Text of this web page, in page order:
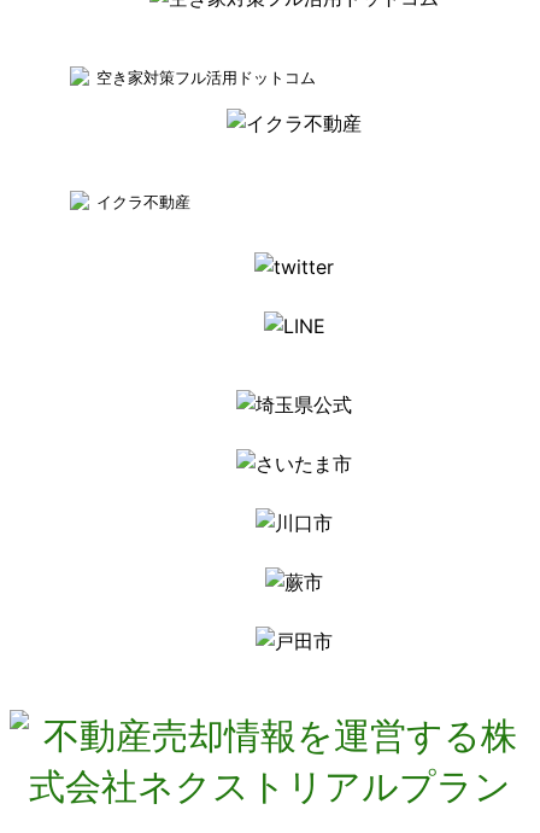
空き家対策フル活用ドットコム
イクラ不動産